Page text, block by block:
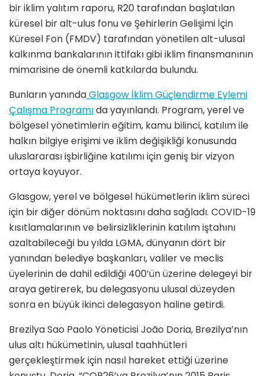
bir iklim yalıtım raporu, R20 tarafından başlatılan
küresel bir alt-ulus fonu ve Şehirlerin Gelişimi İçin
Küresel Fon (FMDV) tarafından yönetilen alt-ulusal
kalkınma bankalarının ittifakı gibi iklim finansmanının
mimarisine de önemli katkılarda bulundu.
Bunların yanındaGlasgow İklim Güçlendirme Eylemi
Çalışma Programıda yayınlandı. Program, yerel ve
bölgesel yönetimlerin eğitim, kamu bilinci, katılım ile
halkın bilgiye erişimi ve iklim değişikliği konusunda
uluslararası işbirliğine katılımı için geniş bir vizyon
ortaya koyuyor.
Glasgow, yerel ve bölgesel hükümetlerin iklim süreci
için bir diğer dönüm noktasını daha sağladı. COVID-19
kısıtlamalarının ve belirsizliklerinin katılım iştahını
azaltabileceği bu yılda LGMA, dünyanın dört bir
yanından belediye başkanları, valiler ve meclis
üyelerinin de dahil edildiği 400’ün üzerine delegeyi bir
araya getirerek, bu delegasyonu ulusal düzeyden
sonra en büyük ikinci delegasyon haline getirdi.
Brezilya Sao Paolo Yöneticisi João Doria, Brezilya’nın
ulus altı hükümetinin, ulusal taahhütleri
gerçekleştirmek için nasıl hareket ettiği üzerine